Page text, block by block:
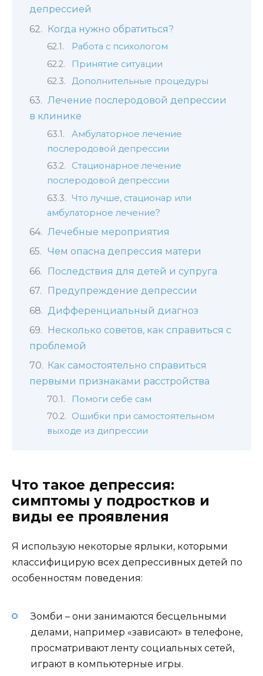
депрессией
Когда нужно обратиться?
Работа с психологом
Принятие ситуации
Дополнительные процедуры
Лечение послеродовой депрессии
в клинике
Амбулаторное лечение
послеродовой депрессии
Стационарное лечение
послеродовой депрессии
Что лучше, стационар или
амбулаторное лечение?
Лечебные мероприятия
Чем опасна депрессия матери
Последствия для детей и супруга
Предупреждение депрессии
Дифференциальный диагноз
Несколько советов, как справиться с
проблемой
Как самостоятельно справиться
первыми признаками расстройства
Помоги себе сам
Ошибки при самостоятельном
выходе из дипрессии
Что такое депрессия:
симптомы у подростков и
виды ее проявления
Я использую некоторые ярлыки, которыми
классифицирую всех депрессивных детей по
особенностям поведения:
Зомби – они занимаются бесцельными
делами, например «зависают» в телефоне,
просматривают ленту социальных сетей,
играют в компьютерные игры.